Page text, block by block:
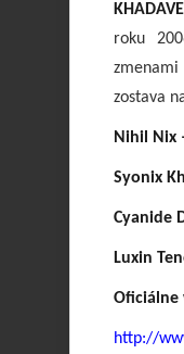
roku
zostava
Nihil Nix
Syonix
Cyanide
Luxin
Oficiálne
http://